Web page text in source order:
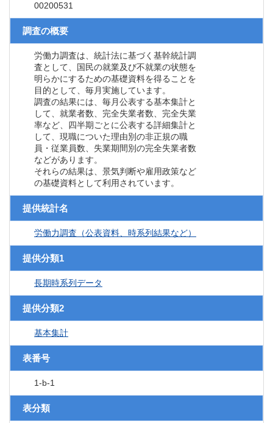
00200531
調査の概要
労働力調査は、統計法に基づく基幹統計調
査として、国民の就業及び不就業の状態を
明らかにするための基礎資料を得ることを
目的として、毎月実施しています。
調査の結果には、毎月公表する基本集計と
して、就業者数、完全失業者数、完全失業
率など、四半期ごとに公表する詳細集計と
して、現職についた理由別の非正規の職
員・従業員数、失業期間別の完全失業者数
などがあります。
それらの結果は、景気判断や雇用政策など
の基礎資料として利用されています。
提供統計名
労働力調査（公表資料、時系列結果など）
提供分類1
長期時系列データ
提供分類2
基本集計
表番号
1-b-1
表分類